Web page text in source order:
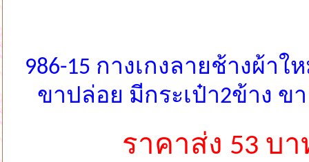
986-15 กางเกงลายช้างผ้าใ
ขาปล่อย มีกระเป๋า2ข้าง ข
ราคาส่ง 53 บา